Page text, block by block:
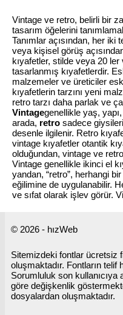
Vintage ve retro, belirli bir
tasarım öğelerini
Tanımlar açısından, her iki
veya kişisel görüş
kıyafetler, stilde veya 20
tasarlanmış kıyafetlerdir.
malzemeler ve üreticiler
kıyafetlerin tarzını yeni
retro tarzı daha parlak ve
Vintagegenellikle yaş,
arada, retro sadece
desenle ilgilenir. Retro
vintage kıyafetler otantik
olduğundan, vintage ve
Vintage genellikle ikinci el
yandan, “retro”, herhangi
eğilimine de uygulanabilir.
ve sıfat olarak işlev görür.
© 2026 - hızWeb
Sitemizdeki fontlar ücretsiz
oluşmaktadır. Fontların telif
Sorumluluk son kullanıcıya
göre değişkenlik
dosyalardan oluşmaktadır.